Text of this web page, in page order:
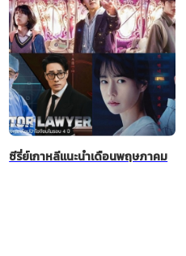
ซีรี่ย์เกาหลีแนะนำเดือนพฤษภาคม